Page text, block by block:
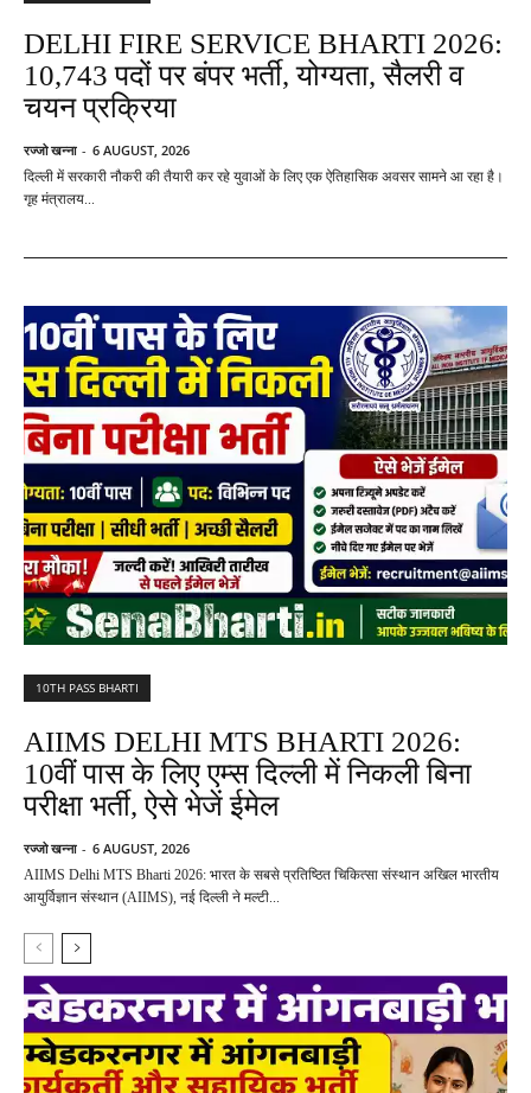
DELHI FIRE SERVICE BHARTI 2026:
10,743 पदों पर बंपर भर्ती, योग्यता, सैलरी व
चयन प्रक्रिया
रज्जो खन्ना - 6 AUGUST, 2026
दिल्ली में सरकारी नौकरी की तैयारी कर रहे युवाओं के लिए एक ऐतिहासिक अवसर सामने आ रहा है।
गृह मंत्रालय...
10TH PASS BHARTI
AIIMS DELHI MTS BHARTI 2026:
10वीं पास के लिए एम्स दिल्ली में निकली बिना
परीक्षा भर्ती, ऐसे भेजें ईमेल
रज्जो खन्ना - 6 AUGUST, 2026
AIIMS Delhi MTS Bharti 2026: भारत के सबसे प्रतिष्ठित चिकित्सा संस्थान अखिल भारतीय
आयुर्विज्ञान संस्थान (AIIMS), नई दिल्ली ने मल्टी...